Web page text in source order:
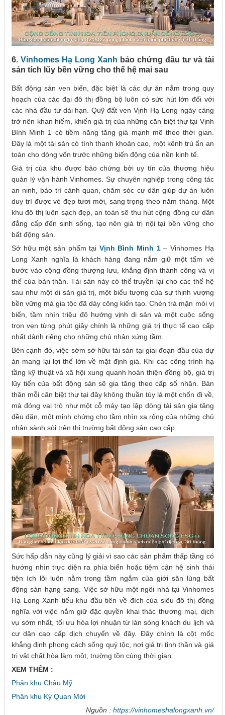
6. Vinhomes Hạ Long Xanh bảo chứng đầu tư và tài
sản tích lũy bền vững cho thế hệ mai sau
Bất động sản ven biển, đặc biệt là các dự án nằm trong quy
hoạch của các đại đô thị đồng bộ luôn có sức hút lớn đối với
các nhà đầu tư dài hạn. Quỹ đất ven Vịnh Hạ Long ngày càng
trở nên khan hiếm, khiến giá trị của những căn biệt thự tại Vịnh
Bình Minh 1 có tiềm năng tăng giá mạnh mẽ theo thời gian.
Đây là một tài sản có tính thanh khoản cao, một kênh trú ẩn an
toàn cho dòng vốn trước những biến động của nền kinh tế.
Giá trị của khu được bảo chứng bởi uy tín của thương hiệu
quản lý vận hành Vinhomes. Sự chuyên nghiệp trong công tác
an ninh, bảo trì cảnh quan, chăm sóc cư dân giúp dự án luôn
duy trì được vẻ đẹp tươi mới, sang trọng theo năm tháng. Một
khu đô thị luôn sạch đẹp, an toàn sẽ thu hút cộng đồng cư dân
đẳng cấp đến sinh sống, tạo nên giá trị nội tại bền vững cho
bất động sản.
Sở hữu một sản phẩm tại Vịnh Bình Minh 1– Vinhomes Hạ
Long Xanh nghĩa là khách hàng đang nắm giữ một tấm vé
bước vào cộng đồng thượng lưu, khẳng định thành công và vị
thế của bản thân. Tài sản này có thể truyền lại cho các thế hệ
sau như một di sản giá trị, một biểu tượng của sự thịnh vượng
bền vững mà gia tộc đã dày công kiến tạo. Chén trà mặn mòi vị
biển, tầm nhìn triệu đô hướng vịnh di sản và một cuộc sống
trọn vẹn từng phút giây chính là những giá trị thực tế cao cấp
nhất dành riêng cho những chủ nhân xứng tầm.
Bên cạnh đó, việc sớm sở hữu tài sản tại giai đoạn đầu của dự
án mang lại lợi thế lớn về mặt định giá. Khi các công trình hạ
tầng kỹ thuật và xã hội xung quanh hoàn thiện đồng bộ, giá trị
lũy tiến của bất động sản sẽ gia tăng theo cấp số nhân. Bản
thân mỗi căn biệt thự tại đây không thuần túy là một chốn đi về,
mà đóng vai trò như một cỗ máy tạo lập dòng tài sản gia tăng
đều đặn, một minh chứng cho tầm nhìn xa rộng của những chủ
nhân sành sỏi trên thị trường bất động sản cao cấp.
Sức hấp dẫn này cũng lý giải vì sao các sản phẩm thấp tầng có
hướng nhìn trực diện ra phía biển hoặc tiệm cận hệ sinh thái
tiện ích lõi luôn nằm trong tầm ngắm của giới săn lùng bất
động sản hạng sang. Việc sở hữu một ngôi nhà tại Vinhomes
Hạ Long Xanh tiểu khu đầu tiên về đích của siêu đô thị đồng
nghĩa với việc nắm giữ đặc quyền khai thác thương mại, dịch
vụ sớm nhất, tối ưu hóa lợi nhuận từ làn sóng khách du lịch và
cư dân cao cấp dịch chuyển về đây. Đây chính là cột mốc
khẳng định phong cách sống quý tộc, nơi giá trị tinh thần và giá
trị vật chất hòa làm một, trường tồn cùng thời gian.
XEM THÊM :
Phân khu Châu Mỹ
Phân khu Kỳ Quan Mới
Nguồn : https://vinhomeshalongxanh.vn/